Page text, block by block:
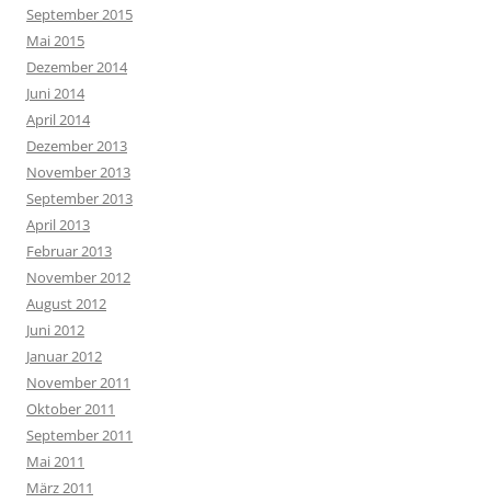
September 2015
Mai 2015
Dezember 2014
Juni 2014
April 2014
Dezember 2013
November 2013
September 2013
April 2013
Februar 2013
November 2012
August 2012
Juni 2012
Januar 2012
November 2011
Oktober 2011
September 2011
Mai 2011
März 2011